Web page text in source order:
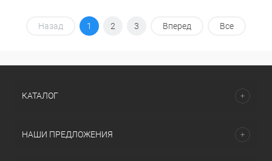
Назад 1 2 3 Вперед Все
КАТАЛОГ
НАШИ ПРЕДЛОЖЕНИЯ